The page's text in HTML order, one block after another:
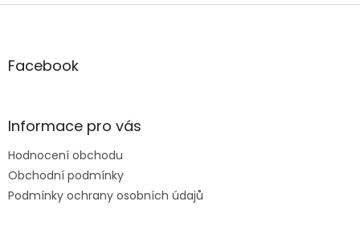
Z
aFacebook
Informace pro vás
Hodnocení obchodu
Obchodní podmínky
Podmínky ochrany osobních údajů